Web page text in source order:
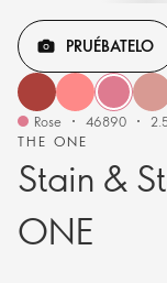
THE ONE
Stain &
ONE
PRUÉBATELO
Rose 46890